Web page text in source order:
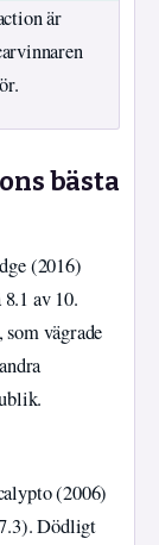
är
bästa
(2016)
av 10.
vägrade
(2006)
Dödligt